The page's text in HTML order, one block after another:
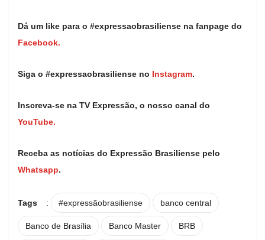
Dá um like para o #expressaobrasiliense na fanpage do
Facebook.
Siga o #expressaobrasiliense no Instagram.
Inscreva-se na TV Expressão, o nosso canal do
YouTube.
Receba as notícias do Expressão Brasiliense pelo
Whatsapp.
Tags : #expressãobrasiliense banco central
Banco de Brasília Banco Master BRB